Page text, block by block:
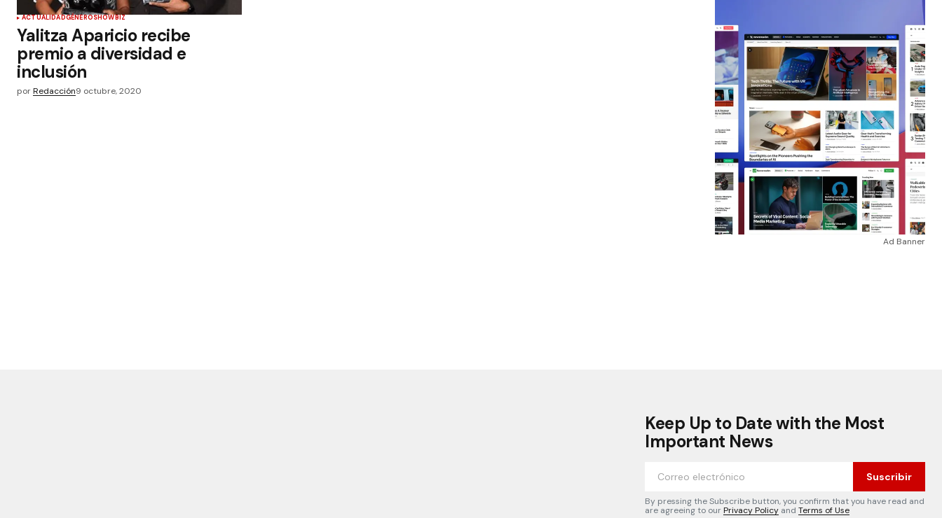
ACTUALIDADGÉNEROSHOWBIZ
Yalitza Aparicio recibe
premio a diversidad e
inclusión
porRedacción9 octubre, 2020
Ad Banner
Keep Up to Date with the Most
Important News
Suscribir
By pressing the Subscribe button, you confirm that you have read and
are agreeing to ourPrivacy Policy and Terms of Use